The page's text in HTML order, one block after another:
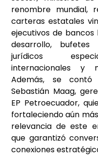
renombre mundial,
carteras estatales
ejecutivos de
desarrollo,
jurídicos
internacionales y
Además, se
Sebastián Maag,
EP Petroecuador,
fortaleciendo aún
relevancia de este
que garantizó
conexiones